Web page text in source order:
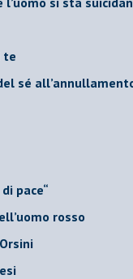
te
sé
pace“
rosso